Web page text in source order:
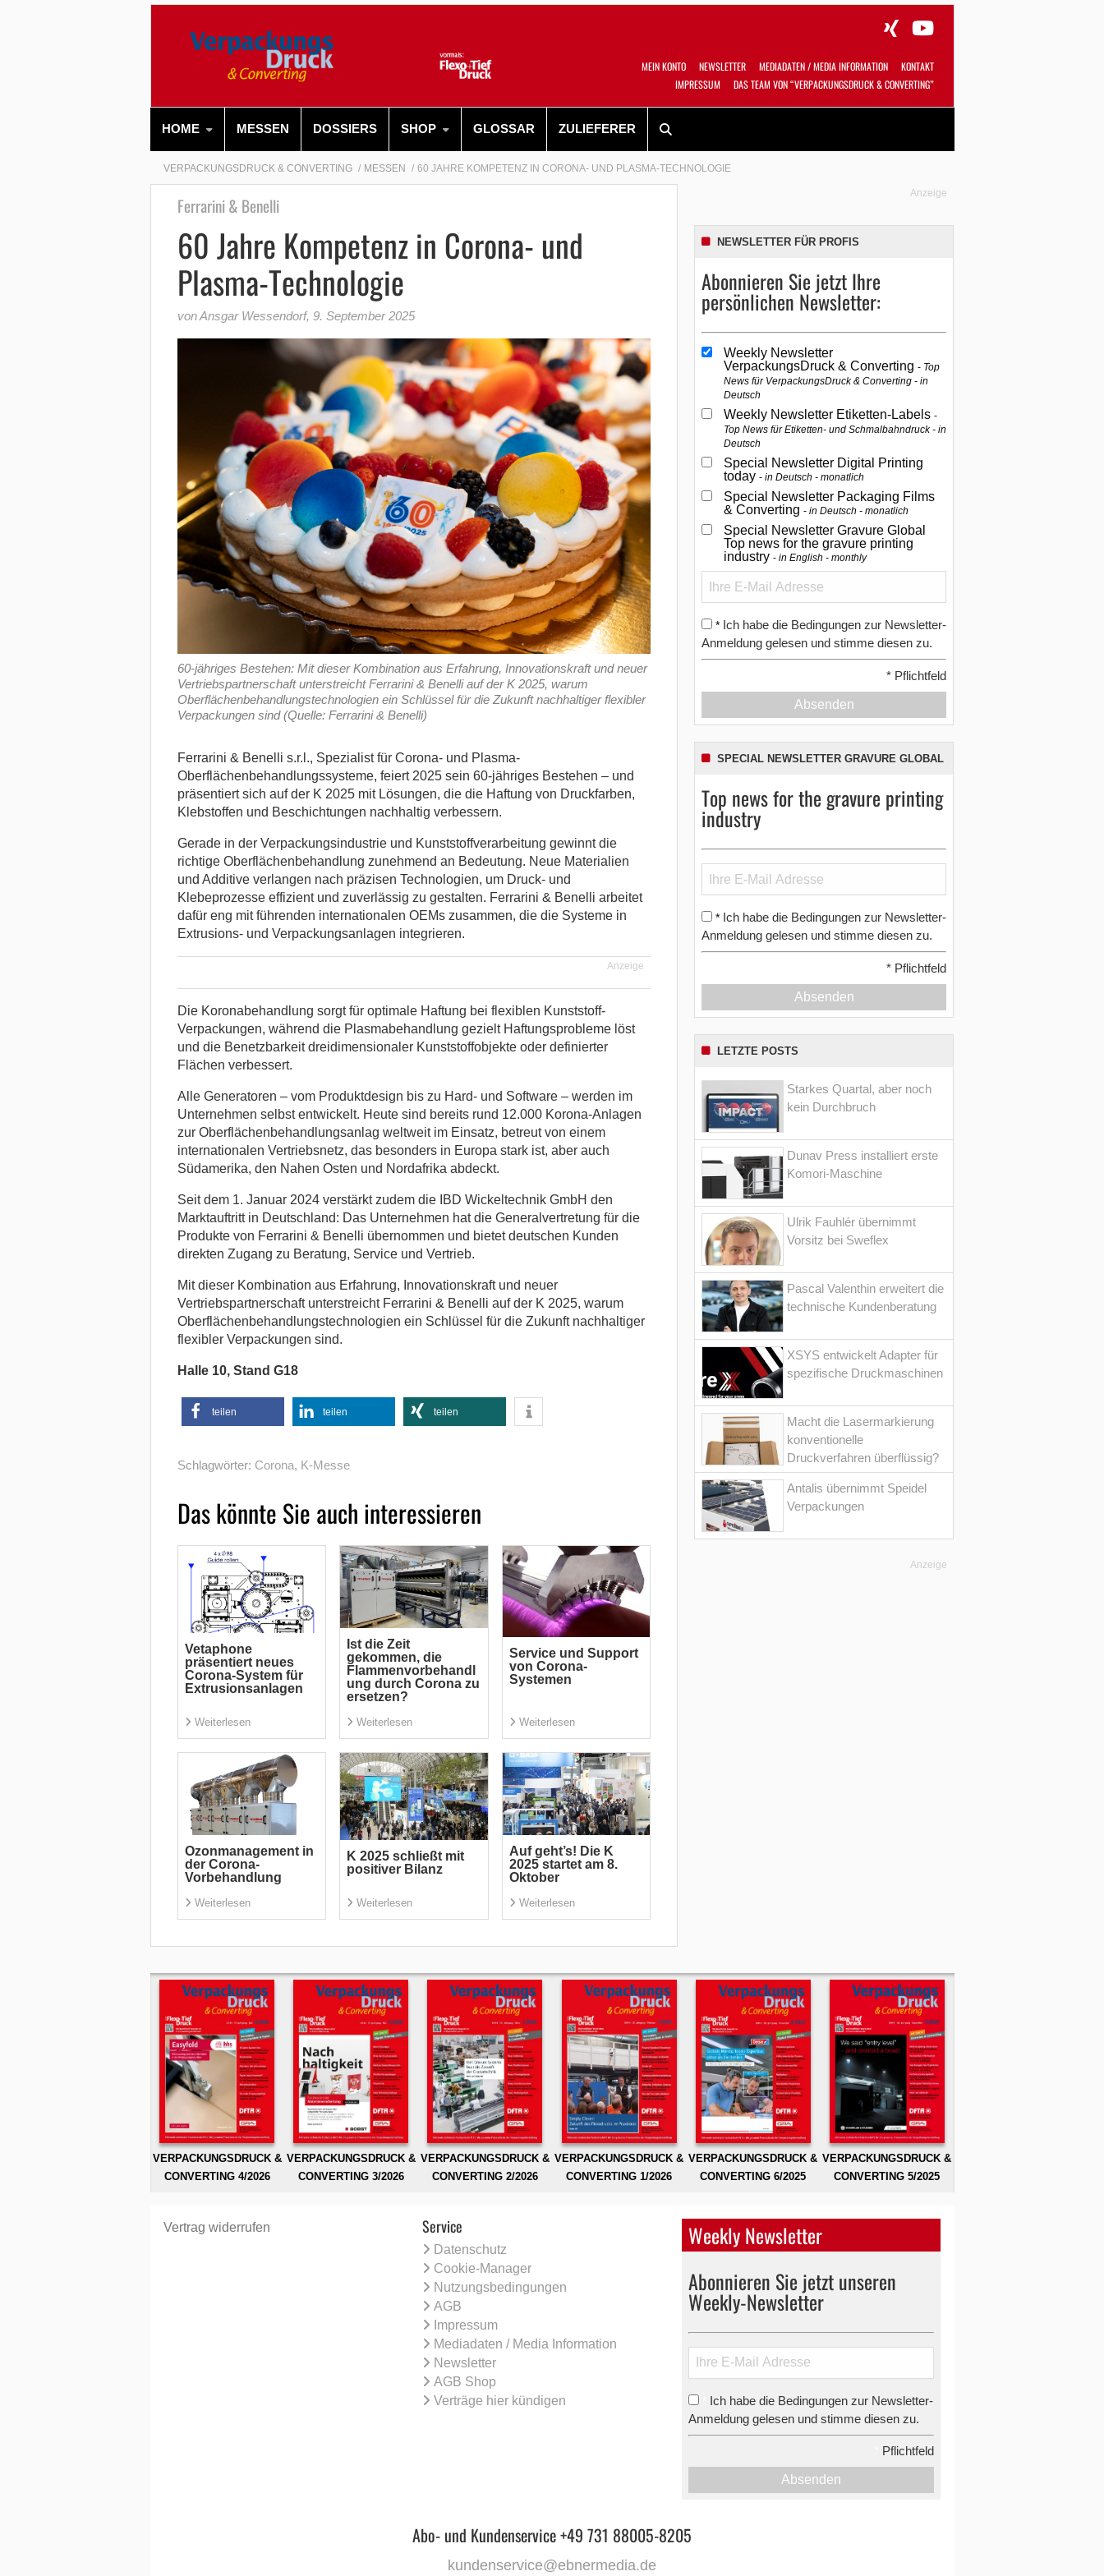
MEIN KONTO NEWSLETTER MEDIADATEN / MEDIA INFORMATION
KONTAKT
IMPRESSUM
DAS TEAM VON “VERPACKUNGSDRUCK & CONVERTING”
HOME MESSEN DOSSIERS SHOP GLOSSAR ZULIEFERER
VERPACKUNGSDRUCK & CONVERTING MESSEN 60 JAHRE KOMPETENZ IN CORONA- UND PLASMA-TECHNOLOGIE
Ferrarini & Benelli
60 Jahre Kompetenz in Corona- und
Plasma-Technologie
von Ansgar Wessendorf, 9. September 2025
60-jähriges Bestehen: Mit dieser Kombination aus Erfahrung, Innovationskraft und neuer
Vertriebspartnerschaft unterstreicht Ferrarini & Benelli auf der K 2025, warum
Oberflächenbehandlungstechnologien ein Schlüssel für die Zukunft nachhaltiger flexibler
Verpackungen sind (Quelle: Ferrarini & Benelli)
Ferrarini & Benelli s.r.l., Spezialist für Corona- und Plasma-
Oberflächenbehandlungssysteme, feiert 2025 sein 60-jähriges Bestehen – und
präsentiert sich auf der K 2025 mit Lösungen, die die Haftung von Druckfarben,
Klebstoffen und Beschichtungen nachhaltig verbessern.
Gerade in der Verpackungsindustrie und Kunststoffverarbeitung gewinnt die
richtige Oberflächenbehandlung zunehmend an Bedeutung. Neue Materialien
und Additive verlangen nach präzisen Technologien, um Druck- und
Klebeprozesse effizient und zuverlässig zu gestalten. Ferrarini & Benelli arbeitet
dafür eng mit führenden internationalen OEMs zusammen, die die Systeme in
Extrusions- und Verpackungsanlagen integrieren.
Anzeige
Die Koronabehandlung sorgt für optimale Haftung bei flexiblen Kunststoff-
Verpackungen, während die Plasmabehandlung gezielt Haftungsprobleme löst
und die Benetzbarkeit dreidimensionaler Kunststoffobjekte oder definierter
Flächen verbessert.
Alle Generatoren – vom Produktdesign bis zu Hard- und Software – werden im
Unternehmen selbst entwickelt. Heute sind bereits rund 12.000 Korona-Anlagen
zur Oberflächenbehandlungsanlag weltweit im Einsatz, betreut von einem
internationalen Vertriebsnetz, das besonders in Europa stark ist, aber auch
Südamerika, den Nahen Osten und Nordafrika abdeckt.
Seit dem 1. Januar 2024 verstärkt zudem die IBD Wickeltechnik GmbH den
Marktauftritt in Deutschland: Das Unternehmen hat die Generalvertretung für die
Produkte von Ferrarini & Benelli übernommen und bietet deutschen Kunden
direkten Zugang zu Beratung, Service und Vertrieb.
Mit dieser Kombination aus Erfahrung, Innovationskraft und neuer
Vertriebspartnerschaft unterstreicht Ferrarini & Benelli auf der K 2025, warum
Oberflächenbehandlungstechnologien ein Schlüssel für die Zukunft nachhaltiger
flexibler Verpackungen sind.
Halle 10, Stand G18
teilen teilen teilen
Schlagwörter: Corona, K-Messe
Das könnte Sie auch interessieren
Vetaphone
präsentiert neues
Corona-System für
Extrusionsanlagen
Weiterlesen
Ist die Zeit
gekommen, die
Flammenvorbehandl
ung durch Corona zu
ersetzen?
Weiterlesen
Service und Support
von Corona-
Systemen
Weiterlesen
Ozonmanagement in
der Corona-
Vorbehandlung
Weiterlesen
K 2025 schließt mit
positiver Bilanz
Weiterlesen
Auf geht’s! Die K
2025 startet am 8.
Oktober
Weiterlesen
Anzeige
NEWSLETTER FÜR PROFIS
Abonnieren Sie jetzt Ihre
persönlichen Newsletter:
Weekly Newsletter
VerpackungsDruck & Converting Top
News für VerpackungsDruck & Converting - in
Deutsch
Weekly Newsletter Etiketten-Labels
Top News für Etiketten- und Schmalbahndruck - in
Deutsch
Special Newsletter Digital Printing
today in Deutsch - monatlich
Special Newsletter Packaging Films
& Converting in Deutsch - monatlich
Special Newsletter Gravure Global
Top news for the gravure printing
industry in English - monthly
* Ich habe die Bedingungen zur Newsletter-
Anmeldung gelesen und stimme diesen zu.
* Pflichtfeld
Absenden
SPECIAL NEWSLETTER GRAVURE GLOBAL
Top news for the gravure printing
industry
* Ich habe die Bedingungen zur Newsletter-
Anmeldung gelesen und stimme diesen zu.
* Pflichtfeld
Absenden
LETZTE POSTS
Starkes Quartal, aber noch
kein Durchbruch
Dunav Press installiert erste
Komori-Maschine
Ulrik Fauhlér übernimmt
Vorsitz bei Sweflex
Pascal Valenthin erweitert die
technische Kundenberatung
XSYS entwickelt Adapter für
spezifische Druckmaschinen
Macht die Lasermarkierung
konventionelle
Druckverfahren überflüssig?
Antalis übernimmt Speidel
Verpackungen
Anzeige
VERPACKUNGSDRUCK &
CONVERTING 4/2026
VERPACKUNGSDRUCK &
CONVERTING 3/2026
VERPACKUNGSDRUCK &
CONVERTING 2/2026
VERPACKUNGSDRUCK &
CONVERTING 1/2026
VERPACKUNGSDRUCK &
CONVERTING 6/2025
VERPACKUNGSDRUCK &
CONVERTING 5/2025
Vertrag widerrufen Service
Datenschutz
Cookie-Manager
Nutzungsbedingungen
AGB
Impressum
Mediadaten / Media Information
Newsletter
AGB Shop
Verträge hier kündigen
Weekly Newsletter
Abonnieren Sie jetzt unseren
Weekly-Newsletter
Ich habe die Bedingungen zur Newsletter-
Anmeldung gelesen und stimme diesen zu.
Pflichtfeld
Absenden
Abo- und Kundenservice +49 731 88005-8205
kundenservice@ebnermedia.de